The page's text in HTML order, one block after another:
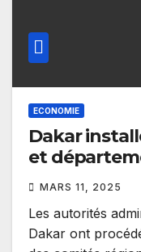
ECONOMIE
Dakar
et
MARS 11, 2025
Les autorités
Dakar ont